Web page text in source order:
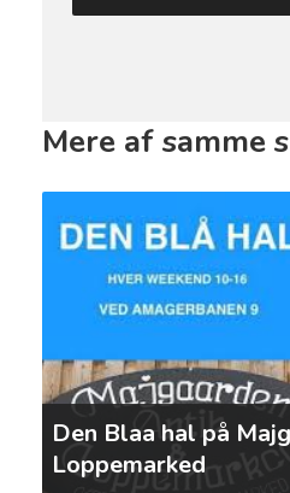
Mere af samme
Den Blaa hal på
Loppemarked